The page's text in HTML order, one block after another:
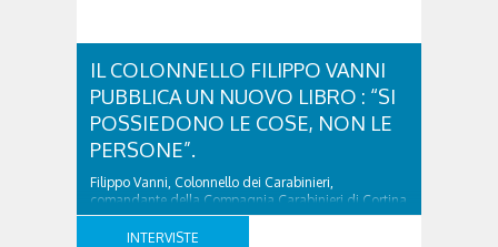
IL COLONNELLO FILIPPO VANNI
PUBBLICA UN NUOVO LIBRO : “SI
POSSIEDONO LE COSE, NON LE
PERSONE”.
Filippo Vanni, Colonnello dei Carabinieri,
comandante della Compagnia Carabinieri di Cortina
d’Ampezzo sino al 2010, esperto di legislazione
nazionale ed europea, è l’ideatore del progetto di
INTERVISTE